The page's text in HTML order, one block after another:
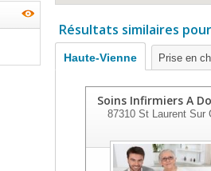
Résultats similaires
Haute-Vienne Prise en
Soins Infirmiers A
87310 St Laurent Sur